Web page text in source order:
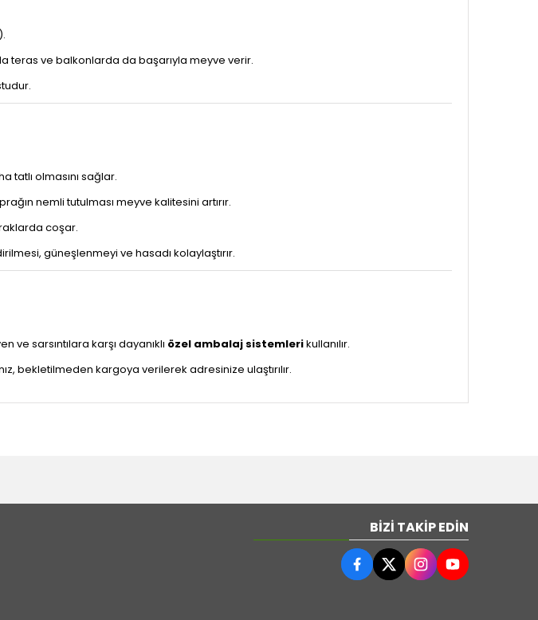
teras ve balkonlarda da başarıyla meyve verir.
tatlı olmasını sağlar.
nemli tutulması meyve kalitesini artırır.
coşar.
güneşlenmeyi ve hasadı kolaylaştırır.
ve sarsıntılara karşı dayanıklı özel ambalaj sistemlerikullanılır.
bekletilmeden kargoya verilerek adresinize ulaştırılır.
BIZI TAKIP EDIN